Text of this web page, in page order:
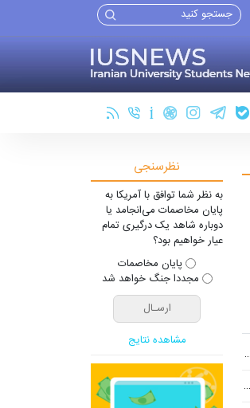
نظرسنجی
به نظر شما توافق با آمریکا به
پایان مخاصمات می‌انجامد یا
دوباره شاهد یک درگیری تمام
عیار خواهیم بود؟
پایان مخاصمات
مجددا جنگ خواهد شد
مشاهده نتایج